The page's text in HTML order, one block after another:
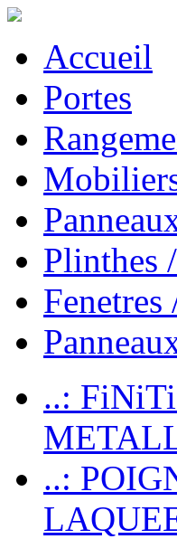
Accueil
Portes
Plinthes
Fenetres
..:
..: